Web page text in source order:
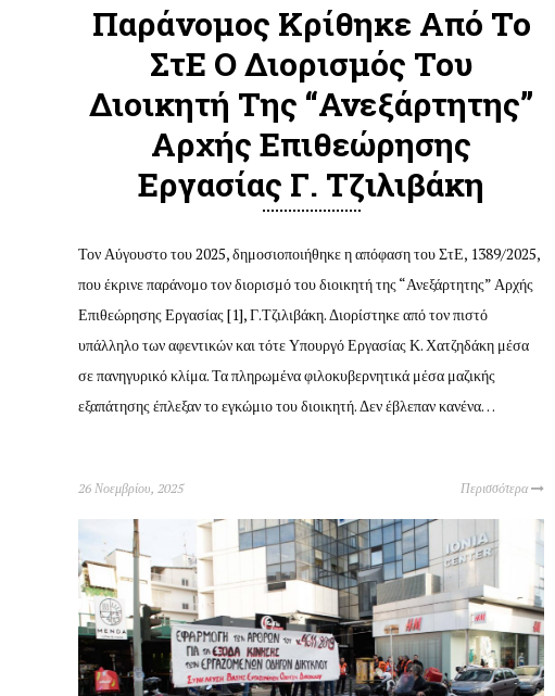
Παράνομος Κρίθηκε Από Το
ΣτΕ Ο Διορισμός Του
Διοικητή Της “Ανεξάρτητης”
Αρχής Επιθεώρησης
Εργασίας Γ. Τζιλιβάκη
Τον Αύγουστο του 2025, δημοσιοποιήθηκε η απόφαση του ΣτΕ, 1389/2025,
που έκρινε παράνομο τον διορισμό του διοικητή της “Ανεξάρτητης” Αρχής
Επιθεώρησης Εργασίας [1], Γ.Τζιλιβάκη. Διορίστηκε από τον πιστό
υπάλληλο των αφεντικών και τότε Υπουργό Εργασίας Κ. Χατζηδάκη μέσα
σε πανηγυρικό κλίμα. Τα πληρωμένα φιλοκυβερνητικά μέσα μαζικής
εξαπάτησης έπλεξαν το εγκώμιο του διοικητή. Δεν έβλεπαν κανένα…
26 Νοεμβρίου, 2025 Περισσότερα